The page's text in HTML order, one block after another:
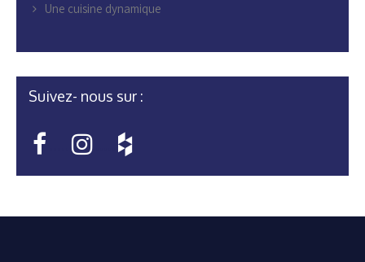
Une cuisine dynamique
Suivez- nous sur :